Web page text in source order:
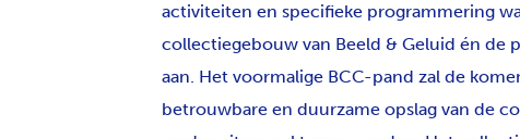
activiteiten en specifieke programmering
collectiegebouw van Beeld & Geluid én
aan. Het voormalige BCC-pand zal de
betrouwbare en duurzame opslag van de